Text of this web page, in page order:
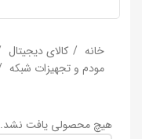
خانه کالای دیجیتال
مودم و تجهیزات شبکه
هیچ محصولی یافت نشد.